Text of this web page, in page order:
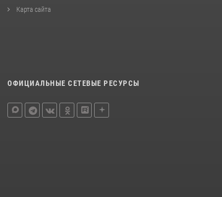
Карта сайта
ОФИЦИАЛЬНЫЕ СЕТЕВЫЕ РЕСУРСЫ